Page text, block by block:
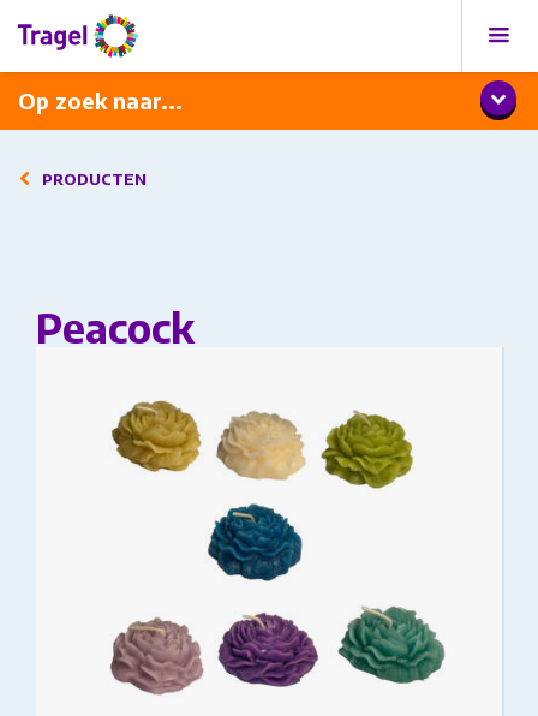
Op zoek naar...
Programma
Diner met wijnarrangement
PRODUCTEN
Peacock
may be chosen on the product page